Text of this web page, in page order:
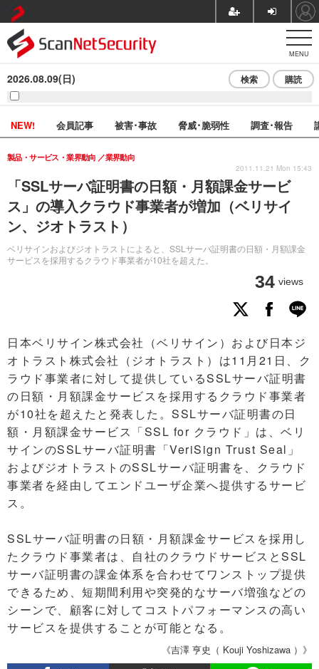
MENU
2026.08.09(日) 検索 購読
NEW! 会員記事 被害･事故 脅威･脆弱性 調査･報告
「SSLサーバ証明書の日額・月額課金サービ
ス」の導入クラウド事業者が増加（ベリサイ
ン、ジオトラスト）
ベリサインおよびジオトラストによると、SSLサーバ証明書の日額・月額課金
サービスを採用するクラウド事業者が10社を超えた。
製品・サービス・業界動向 業界動向
34 views
2011.11.21 Mon 15:43
日本ベリサイン株式会社（ベリサイン）および日本ジ
オトラスト株式会社（ジオトラスト）は11月21日、ク
ラウド事業者に対して提供しているSSLサーバ証明書
の日額・月額課金サービスを採用するクラウド事業者
が10社を超えたと発表した。SSLサーバ証明書の日
額・月額課金サービス「SSL for クラウド」は、ベリ
サインのSSLサーバ証明書「VeriSign Trust Seal」
およびジオトラストのSSLサーバ証明書を、クラウド
事業者を経由してエンドユーザ企業へ提供するサービ
ス。
SSLサーバ証明書の日額・月額課金サービスを採用し
たクラウド事業者は、自社のクラウドサービスとSSL
サーバ証明書の課金体系を合わせてワンストップ提供
できるため、短期間利用や突発的なサーバ増強などの
シーンで、顧客に対してコストパフォーマンスの高い
サービスを提供することが可能となる。
《吉澤 亨史（ Kouji Yoshizawa ）》